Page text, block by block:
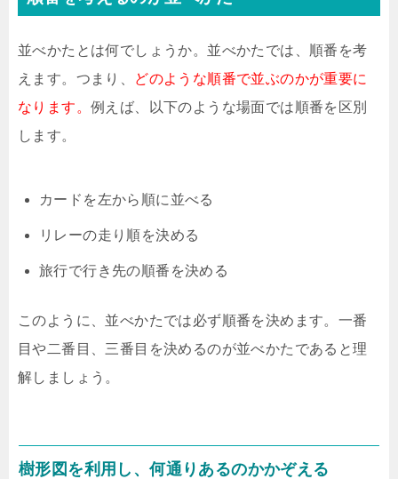
並べかたとは何でしょうか。並べかたでは、順番を考
えます。つまり、
どのような順番で並ぶのかが重要に
なります。 例えば、以下のような場面では順番を区別
します。
カードを左から順に並べる
リレーの走り順を決める
旅行で行き先の順番を決める
このように、並べかたでは必ず順番を決めます。一番
目や二番目、三番目を決めるのが並べかたであると理
解しましょう。
樹形図を利用し、何通りあるのかかぞえる